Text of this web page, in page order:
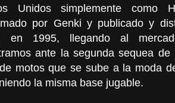
Unidos simplemente como
por Genki y publicado y
en 1995, llegando al
ante la segunda sequea
motos que se sube a la moda
la misma base jugable.